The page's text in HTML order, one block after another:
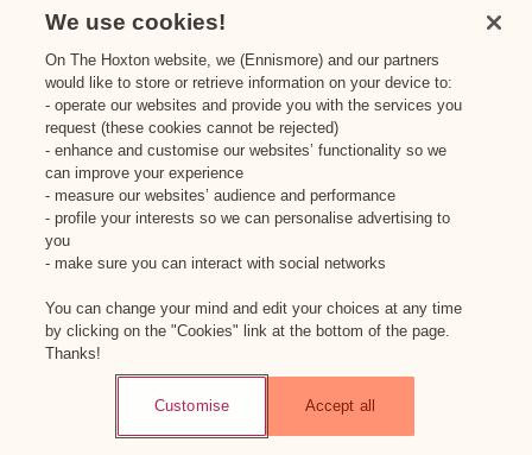
- Bitte Einzelheiten zur Anfrage angeben.
Worum geht es bei deiner Anfrage? *
- Bitte Einzelheiten zur Anfrage angeben.
Worum geht es bei deiner Anfrage? *
- Bitte Einzelheiten zur Anfrage angeben.
Worum geht es bei deiner Anfrage? *
- Bitte Einzelheiten zur Anfrage angeben.
Worum geht es bei deiner Anfrage? *
- Bitte Einzelheiten zur Anfrage angeben.
- Bitte Einzelheiten zur Anfrage angeben.
Worum geht es bei deiner Anfrage? *
- Bitte Einzelheiten zur Anfrage angeben.
We use cookies!
On The Hoxton website, we (Ennismore) and our partners
would like to store or retrieve information on your device to:
- operate our websites and provide you with the services you
request (these cookies cannot be rejected)
- enhance and customise our websites’ functionality so we
can improve your experience
- measure our websites’ audience and performance
- profile your interests so we can personalise advertising to
you
- make sure you can interact with social networks
You can change your mind and edit your choices at any time
by clicking on the "Cookies" link at the bottom of the page.
Thanks!
Customise Accept all